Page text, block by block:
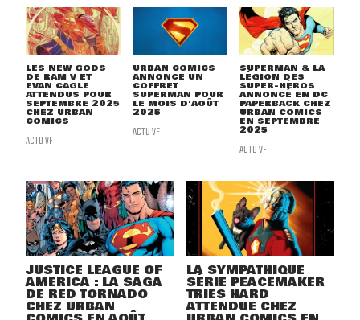
LES NEW GODS
DE RAM V ET
EVAN CAGLE
ATTENDUS POUR
SEPTEMBRE 2025
CHEZ URBAN
COMICS
ACTU VF
URBAN COMICS
ANNONCE UN
COFFRET
SUPERMAN POUR
LE MOIS D'AOÛT
2025
ACTU VF
SUPERMAN & LA
LÉGION DES
SUPER-HÉROS
ANNONCÉ EN DC
PAPERBACK CHEZ
URBAN COMICS
EN SEPTEMBRE
2025
ACTU VF
JUSTICE LEAGUE OF
AMERICA : LA SAGA
DE RED TORNADO
CHEZ URBAN
LA SYMPATHIQUE
SÉRIE PEACEMAKER
TRIES HARD
ATTENDUE CHEZ